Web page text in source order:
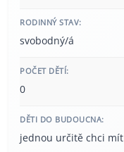
RODINNÝ STAV:
svobodný/á
POČET DĚTÍ:
0
DĚTI DO BUDOUCNA:
jednou určitě chci mít